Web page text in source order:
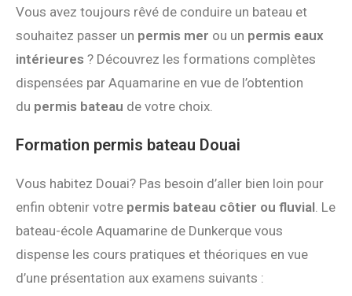
Vous avez toujours rêvé de conduire un bateau et
souhaitez passer un permis mer ou un permis eaux
intérieures ? Découvrez les formations complètes
dispensées par Aquamarine en vue de l’obtention
du permis bateau de votre choix.
Formation permis bateau Douai
Vous habitez Douai? Pas besoin d’aller bien loin pour
enfin obtenir votre permis bateau côtier ou fluvial. Le
bateau-école Aquamarine de Dunkerque vous
dispense les cours pratiques et théoriques en vue
d’une présentation aux examens suivants :